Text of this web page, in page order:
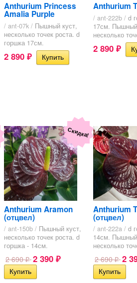
Anthurium Princess
Amalia Purple
/ ant-07k / Пышный куст,
несколько точек роста. d
горшка 17см.
2 890 ₽
Anthurium
/ ant-222b / d
17см. Пышный
несколько
2 890 ₽
Скидка!
Anthurium Aramon
(отцвел)
/ ant-150b / Пышный куст,
несколько точек роста. d
горшка - 14см.
2 690₽ 2 390 ₽
Anthurium
(отцвел)
/ ant-222a / d
14см. Пышный
несколько
2 690₽ 2